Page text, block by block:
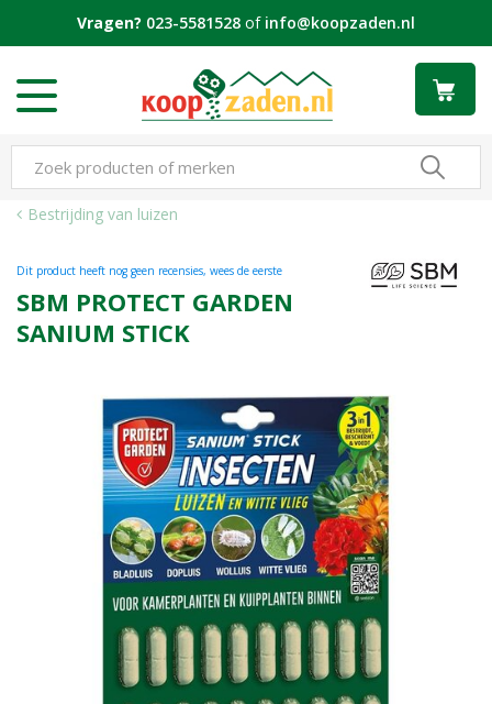
Bestrijding van luizen
Vragen? 023-5581528 of info@koopzaden.nl
SBM PROTECT GARDEN
SANIUM STICK
Dit product heeft nog geen recensies, wees de eerste